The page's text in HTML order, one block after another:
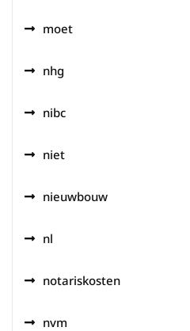
moet
nhg
nibc
niet
nieuwbouw
nl
notariskosten
nvm